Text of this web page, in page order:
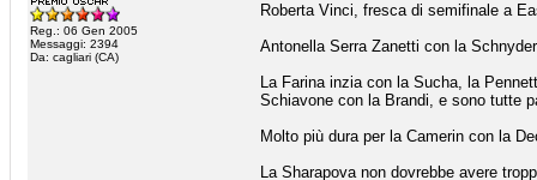
Reg.: 06 Gen 2005
Messaggi: 2394
Da: cagliari (CA)
Roberta Vinci, fresca di semifinale a
Antonella Serra Zanetti con la
La Farina inzia con la Sucha, la
Schiavone con la Brandi, e sono tutte
Molto più dura per la Camerin con la
La Sharapova non dovrebbe avere